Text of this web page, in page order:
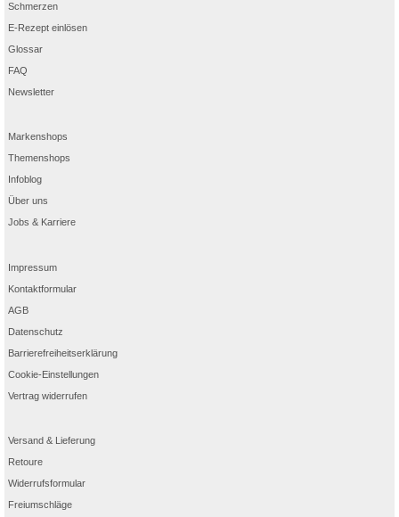
Schmerzen
E-Rezept einlösen
Glossar
FAQ
Newsletter
Markenshops
Themenshops
Infoblog
Über uns
Jobs & Karriere
Impressum
Kontaktformular
AGB
Datenschutz
Barrierefreiheitserklärung
Cookie-Einstellungen
Vertrag widerrufen
Versand & Lieferung
Retoure
Widerrufsformular
Freiumschläge